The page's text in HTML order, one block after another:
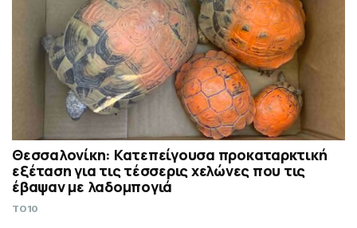
Θεσσαλονίκη: Κατεπείγουσα προκαταρκτική
εξέταση για τις τέσσερις χελώνες που τις
έβαψαν με λαδομπογιά
TO10